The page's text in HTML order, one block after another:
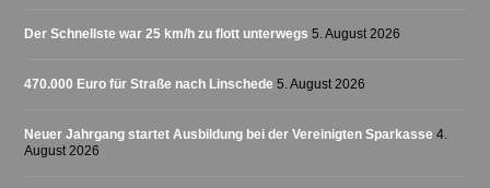
Der Schnellste war 25 km/h zu flott unterwegs 5. August 2026
470.000 Euro für Straße nach Linschede 5. August 2026
Neuer Jahrgang startet Ausbildung bei der Vereinigten Sparkasse 4.
August 2026